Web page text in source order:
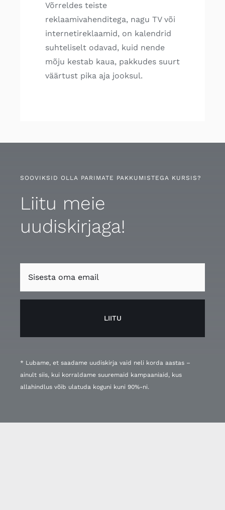
Võrreldes teiste
reklaamivahenditega, nagu TV või
internetireklaamid, on kalendrid
suhteliselt odavad, kuid nende
mõju kestab kaua, pakkudes suurt
väärtust pika aja jooksul.
SOOVIKSID OLLA PARIMATE PAKKUMISTEGA KURSIS?
Liitu meie
uudiskirjaga!
LIITU
* Lubame, et saadame uudiskirja vaid neli korda aastas –
ainult siis, kui korraldame suuremaid kampaaniaid, kus
allahindlus võib ulatuda koguni kuni 90%-ni.